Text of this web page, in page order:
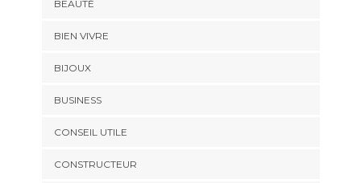
BEAUTÉ
BIEN VIVRE
BIJOUX
BUSINESS
CONSEIL UTILE
CONSTRUCTEUR